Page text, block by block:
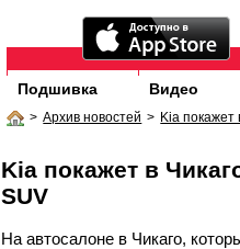
Подшивка Видео
> Архив новостей > Kia покажет
Kia покажет в
SUV
На автосалоне в Чикаго,